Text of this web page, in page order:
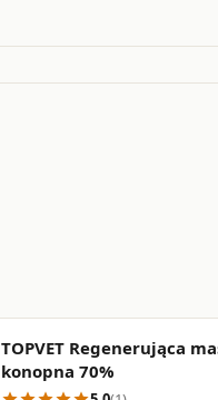
PROMOCJA
TOPVET Regenerująca
konopna 70%